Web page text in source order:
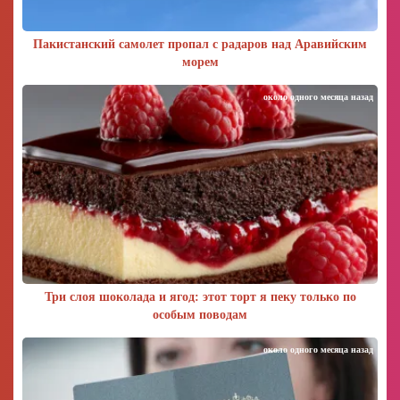
Пакистанский самолет пропал с радаров над Аравийским
морем
Три слоя шоколада и ягод: этот торт я пеку только по
особым поводам
около одного месяца назад
около одного месяца назад